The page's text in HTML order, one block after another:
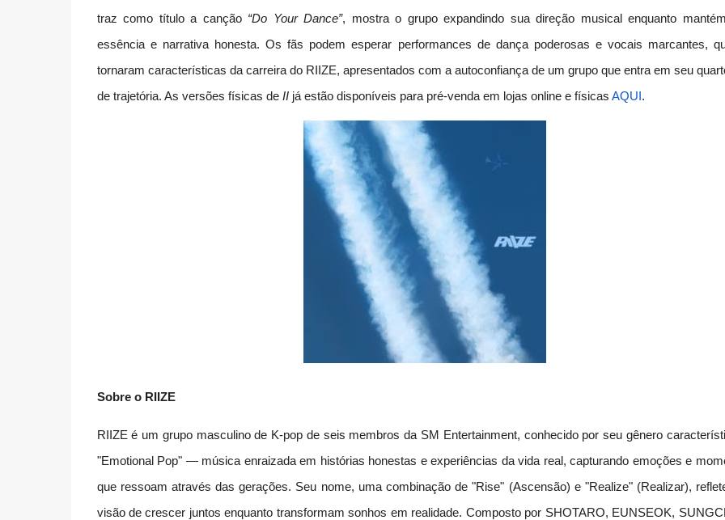
traz como título a canção “Do Your Dance”, mostra o grupo expandindo sua direção musical enquanto
essência e narrativa honesta. Os fãs podem esperar performances de dança poderosas e vocais marcantes,
tornaram características da carreira do RIIZE, apresentados com a autoconfiança de um grupo que entra em seu
de trajetória. As versões físicas de IIjá estão disponíveis para pré-venda em lojas online e físicas AQUI .
Sobre o RIIZE
RIIZE é um grupo masculino de K-pop de seis membros da SM Entertainment, conhecido por seu gênero
"Emotional Pop" — música enraizada em histórias honestas e experiências da vida real, capturando emoções e
que ressoam através das gerações. Seu nome, uma combinação de "Rise" (Ascensão) e "Realize" (Realizar),
visão de crescer juntos enquanto transformam sonhos em realidade. Composto por SHOTARO, EUNSEOK,